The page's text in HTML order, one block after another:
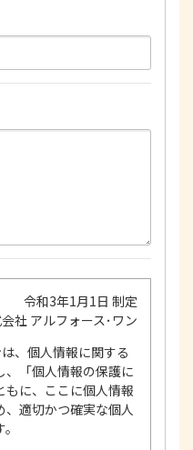
令和3年1月1日 制定
社 アルフォース･ワン
、個人情報に関する
「個人情報の保護に
もに、ここに個人情報
適切かつ確実な個人